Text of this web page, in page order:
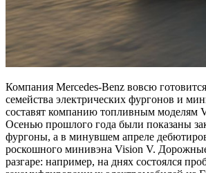
Компания Mercedes-Benz вовсю
семейства электрических фургонов и
составят компанию топливным моделям
Осенью прошлого года были показаны
фургоны, а в минувшем апреле
роскошного минивэна Vision V.
разгаре: например, на днях состоялся